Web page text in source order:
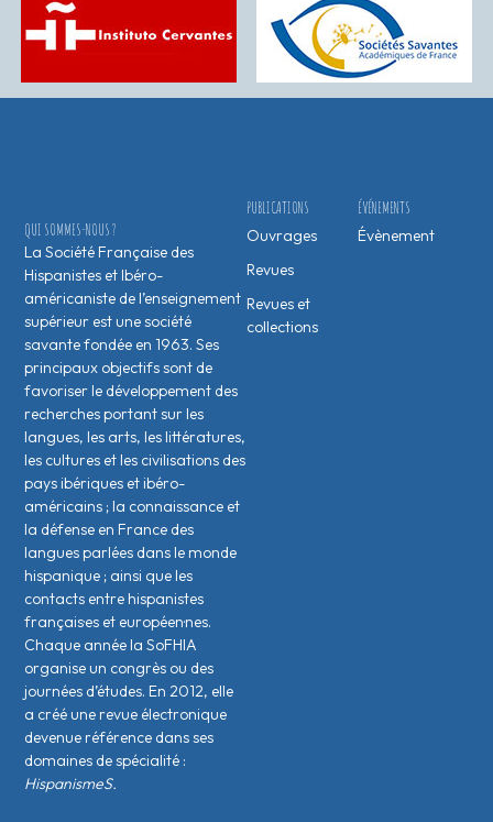
ÉVÉNEMENTS
Évènement
PUBLICATIONS
Ouvrages
Revues
Revues et
collections
QUI SOMMES-NOUS ?
La Société Française des
Hispanistes et Ibéro-
américaniste de l’enseignement
supérieur est une société
savante fondée en 1963. Ses
principaux objectifs sont de
favoriser le développement des
recherches portant sur les
langues, les arts, les littératures,
les cultures et les civilisations des
pays ibériques et ibéro-
américains ; la connaissance et
la défense en France des
langues parlées dans le monde
hispanique ; ainsi que les
contacts entre hispanistes
français·es et européen·nes.
Chaque année la SoFHIA
organise un congrès ou des
journées d’études. En 2012, elle
a créé une revue électronique
devenue référence dans ses
domaines de spécialité :
HispanismeS.